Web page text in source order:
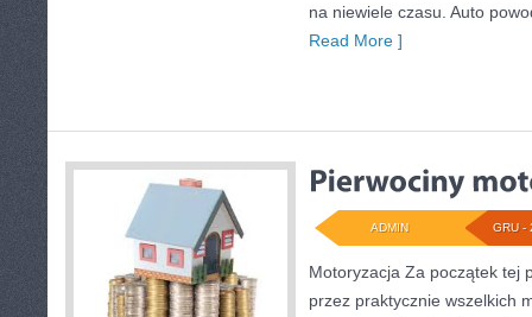
na niewiele czasu. Auto
Read More ]
GRU -
ADMIN
Motoryzacja Za początek tej
przez praktycznie wszelkich